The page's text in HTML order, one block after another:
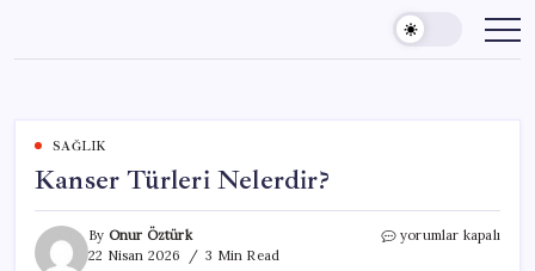
content
SAĞLIK
Kanser Türleri Nelerdir?
By Onur Öztürk
22 Nisan 2026
3 Min Read
Kanser
yorumlar kapalı